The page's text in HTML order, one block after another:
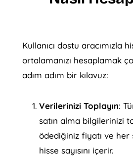
Kullanıcı dostu aracımızla
ortalamanızı hesaplamak
adım adım bir kılavuz:
Verilerinizi Toplayın:
satın alma bilgilerinizi
ödediğiniz fiyatı ve her
hisse sayısını içerir.